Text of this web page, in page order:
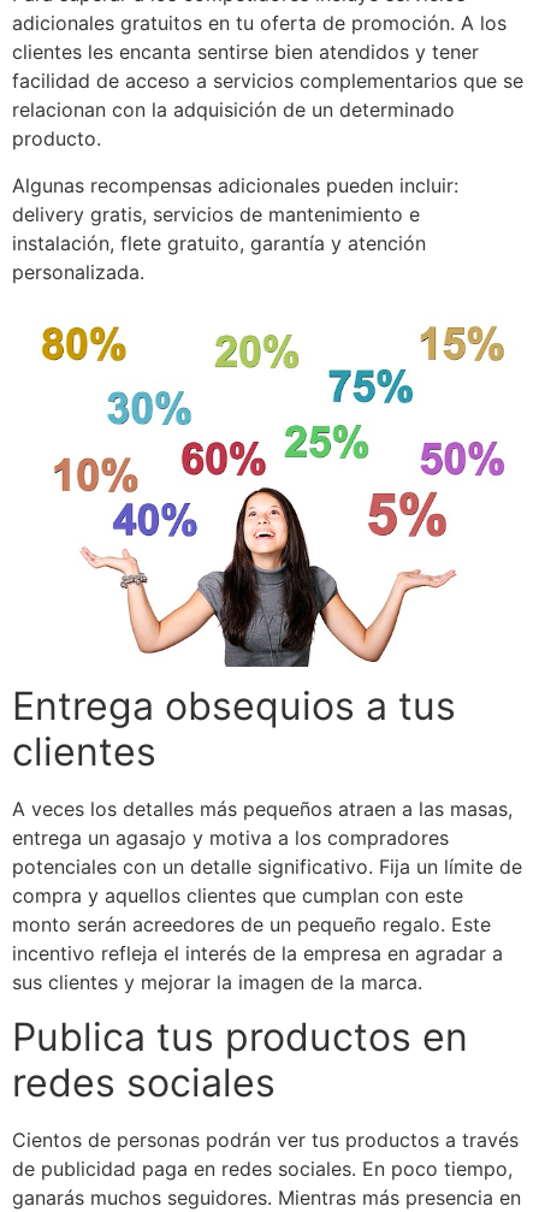
adicionales gratuitos en tu oferta de promoción. A los
clientes les encanta sentirse bien atendidos y tener
facilidad de acceso a servicios complementarios que se
relacionan con la adquisición de un determinado
producto.
Algunas recompensas adicionales pueden incluir:
delivery gratis, servicios de mantenimiento e
instalación, flete gratuito, garantía y atención
personalizada.
Entrega obsequios a tus
clientes
A veces los detalles más pequeños atraen a las masas,
entrega un agasajo y motiva a los compradores
potenciales con un detalle significativo. Fija un límite de
compra y aquellos clientes que cumplan con este
monto serán acreedores de un pequeño regalo. Este
incentivo refleja el interés de la empresa en agradar a
sus clientes y mejorar la imagen de la marca.
Publica tus productos en
redes sociales
Cientos de personas podrán ver tus productos a través
de publicidad paga en redes sociales. En poco tiempo,
ganarás muchos seguidores. Mientras más presencia en